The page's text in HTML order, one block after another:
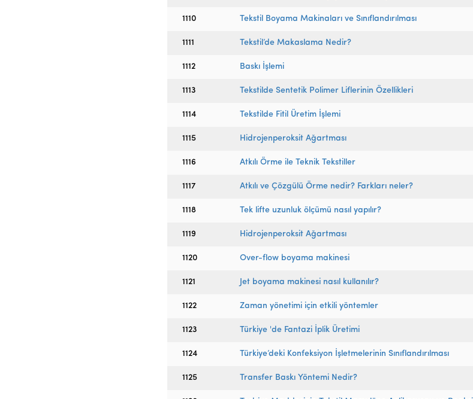
1110 Tekstil Boyama Makinaları ve Sınıflandırılması
1111 Tekstil’de Makaslama Nedir?
1112 Baskı İşlemi
1113 Tekstilde Sentetik Polimer Liflerinin Özellikleri
1114 Tekstilde Fitil Üretim İşlemi
1115 Hidrojenperoksit Ağartması
1116 Atkılı Örme ile Teknik Tekstiller
1117 Atkılı ve Çözgülü Örme nedir? Farkları neler?
1118 Tek lifte uzunluk ölçümü nasıl yapılır?
1119 Hidrojenperoksit Ağartması
1120 Over-flow boyama makinesi
1121 Jet boyama makinesi nasıl kullanılır?
1122 Zaman yönetimi için etkili yöntemler
1123 Türkiye 'de Fantazi İplik Üretimi
1124 Türkiye’deki Konfeksiyon İşletmelerinin Sınıflandırılması
1125 Transfer Baskı Yöntemi Nedir?